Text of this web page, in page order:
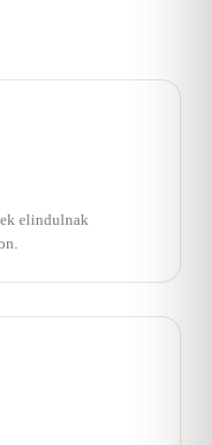
elindulnak